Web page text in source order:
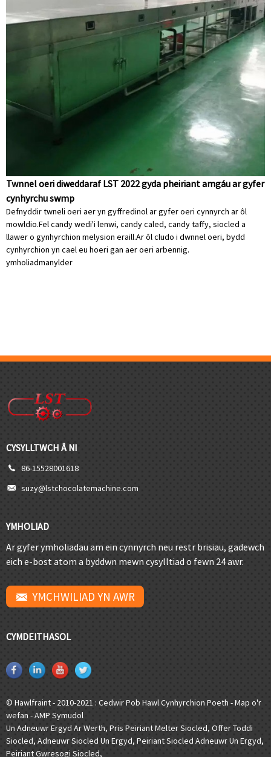
Twnnel oeri diweddaraf LST 2022 gyda pheiriant amgáu ar gyfer
cynhyrchu swmp
Defnyddir twneli oeri aer yn gyffredinol ar gyfer oeri cynnyrch ar ôl
mowldio.Fel candy wedi'i lenwi, candy caled, candy taffy, siocled a
llawer o gynhyrchion melysion eraill.Ar ôl cludo i dwnnel oeri, bydd
cynhyrchion yn cael eu hoeri gan aer oeri arbennig.
ymholiadmanylder
CYSYLLTWCH Â NI
86-15528001618
suzy@lstchocolatemachine.com
YMHOLIAD
Ar gyfer ymholiadau am ein cynnyrch neu restr brisiau, gadewch
eich e-bost atom a byddwn mewn cysylltiad o fewn 24 awr.
YMCHWILIAD YN AWR
CYMDEITHASOL
© Hawlfraint - 2010-2021 : Cedwir Pob Hawl.Cynhyrchion Poeth -Map o'r
wefan -AMP Symudol
Un Adneuwr Ergyd Ar Werth, Pris Peiriant Melter Siocled, Offer Toddi
Siocled, Adneuwr Siocled Un Ergyd, Peiriant Siocled Adneuwr Un Ergyd,
Peiriant Gwresogi Siocled,